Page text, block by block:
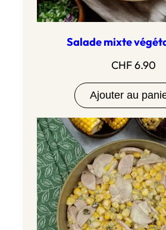
Salade mixte
CHF6.90
Ajouter au